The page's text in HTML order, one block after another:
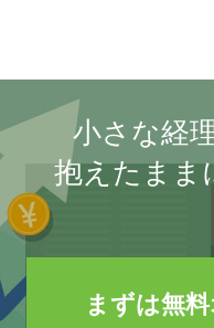
小さな経
抱えたまま
まずは無